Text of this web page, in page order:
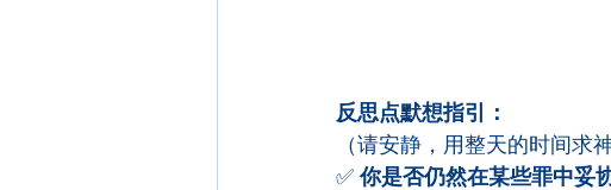
反思点默想指引：
（请安静，用整天的时间求
✅ 你是否仍然在某些罪中妥